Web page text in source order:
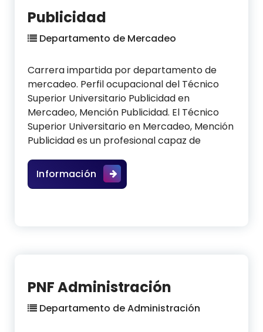
Publicidad
Departamento de Mercadeo
Carrera impartida por departamento de
mercadeo. Perfil ocupacional del Técnico
Superior Universitario Publicidad en
Mercadeo, Mención Publicidad. El Técnico
Superior Universitario en Mercadeo, Mención
Publicidad es un profesional capaz de
Información Publicidad
PNF Administración
Departamento de Administración